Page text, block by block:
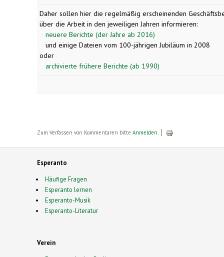
Daher sollen hier die regelmäßig erscheinenden
über die Arbeit in den jeweiligen Jahren informieren:
neuere Berichte (der Jahre ab 2016)
und einige Dateien vom 100-jährigen Jubiläum in 2008
oder
archivierte frühere Berichte (ab 1990)
Zum Verfassen von Kommentaren bitte Anmelden
Esperanto
Häufige Fragen
Esperanto lernen
Esperanto-Musik
Esperanto-Literatur
Verein